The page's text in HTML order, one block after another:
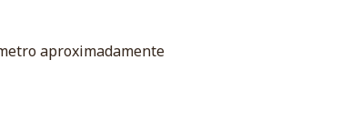
aproximadamente